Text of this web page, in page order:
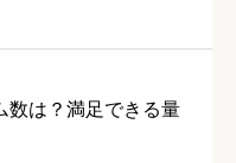
数は？満足できる量